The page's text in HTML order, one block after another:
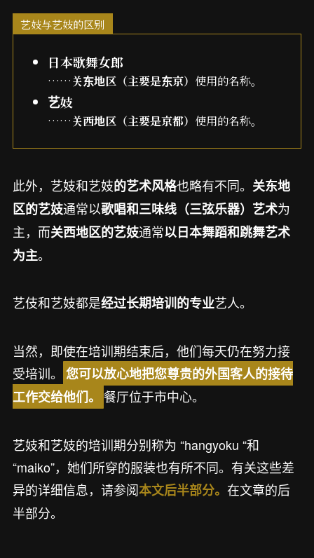
艺妓与艺妓的区别
日本歌舞女郎
……关东地区（主要是东京） 使用的名称。
艺妓
……关西地区（主要是京都） 使用的名称。
此外，艺妓和艺妓的艺术风格也略有不同。 关东地
区的艺妓通常以歌唱和三味线（三弦乐器）艺术为
主，而关西地区的艺妓通常以日本舞蹈和跳舞艺术
为主。
艺伎和艺妓都是经过长期培训的专业艺人。
当然，即使在培训期结束后，他们每天仍在努力接
受培训。 您可以放心地把您尊贵的外国客人的接待
工作交给他们。
餐厅位于市中心。
艺妓和艺妓的培训期分别称为 “hangyoku “和
“maiko”，她们所穿的服装也有所不同。有关这些差
异的详细信息，请参阅本文后半部分。 在文章的后
半部分。